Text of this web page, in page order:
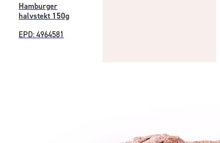
Hamburger
halvstekt 150g
EPD: 4964581